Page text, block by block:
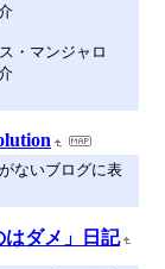
・マンジャロ
ないブログに表
はダメ」日記